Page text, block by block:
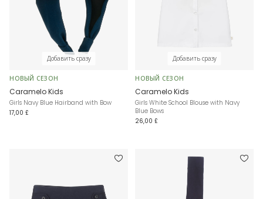
Добавить сразу
НОВЫЙ СЕЗОН
Caramelo Kids
Girls Navy Blue Hairband with Bow
17,00 £
Добавить сразу
НОВЫЙ СЕЗОН
Caramelo Kids
Girls White School Blouse with Navy
Blue Bows
26,00 £